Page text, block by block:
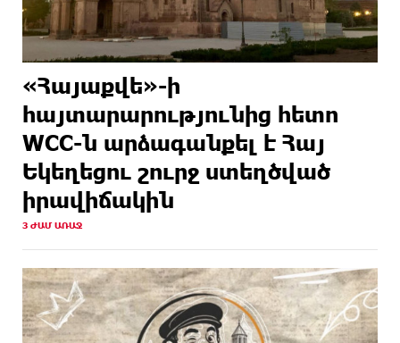
«Հայաքվե»-ի
հայտարարությունից հետո
WCC-ն արձագանքել է Հայ
Եկեղեցու շուրջ ստեղծված
իրավիճակին
3 ԺԱՄ ԱՌԱՋ